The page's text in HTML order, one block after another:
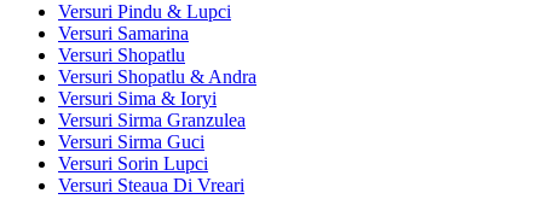
Versuri Pindu & Lupci
Versuri Samarina
Versuri Shopatlu
Versuri Shopatlu & Andra
Versuri Sima & Ioryi
Versuri Sirma Granzulea
Versuri Sirma Guci
Versuri Sorin Lupci
Versuri Steaua Di Vreari